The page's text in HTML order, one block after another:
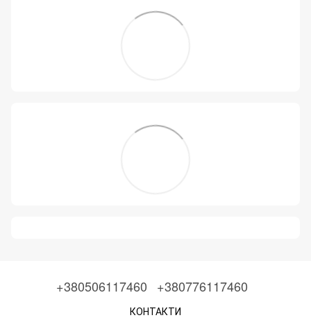
+380506117460 +380776117460
КОНТАКТИ